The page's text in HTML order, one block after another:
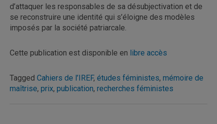
d’attaquer les responsables de sa désubjectivation et de
se reconstruire une identité qui s’éloigne des modèles
imposés par la société patriarcale.
Cette publication est disponible en libre accès
Tagged Cahiers de l’IREF, études féministes, mémoire de
maîtrise, prix, publication, recherches féministes